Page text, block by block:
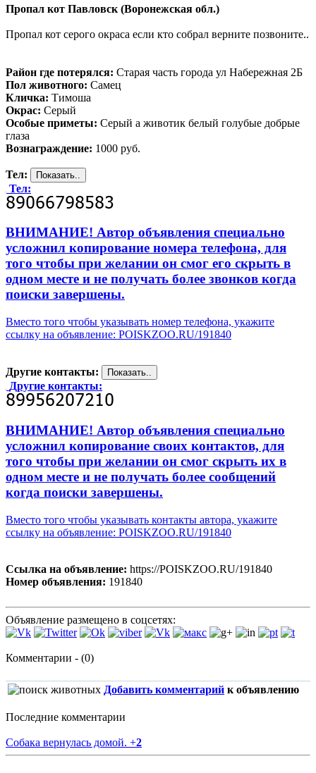
Пропал кот Павловск (Воронежская обл.)
Пропал кот серого окраса если кто собрал верните позвоните..
Район где потерялся: Старая часть города ул Набережная 2Б
Пол животного: Самец
Кличка: Тимоша
Окрас: Серый
Особые приметы: Серый а животик белый голубые добрые
глаза
Вознаграждение: 1000 руб.
Тел:
Тел:
ВНИМАНИЕ! Автор объявления специально
усложнил копирование номера телефона, для
того чтобы при желании он смог его скрыть в
одном месте и не получать более звонков когда
поиски завершены.
Вместо того чтобы указывать номер телефона, укажите
ссылку на объявление: POISKZOO.RU/191840
Другие контакты:
Другие контакты:
ВНИМАНИЕ! Автор объявления специально
усложнил копирование своих контактов, для
того чтобы при желании он смог скрыть их в
одном месте и не получать более сообщений
когда поиски завершены.
Вместо того чтобы указывать контакты автора, укажите
ссылку на объявление: POISKZOO.RU/191840
Ссылка на объявление: https://POISKZOO.RU/191840
Номер объявления: 191840
Объявление размещено в соцсетях:
Комментарии - (0)
Добавить комментарий к объявлению
Последние комментарии
Собака вернулась домой. +2